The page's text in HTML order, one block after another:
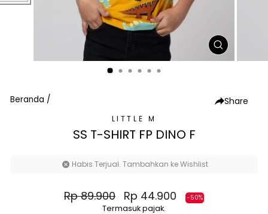
TUTUP
(ESC)
Beranda / Share
LITTLE M
SS T-SHIRT FP DINO F
Habis Terjual. Tambahkan ke Wishlist
Harga
normal
Rp 89.900
Harga
diskon
Rp 44.900 -50%
Termasuk pajak.